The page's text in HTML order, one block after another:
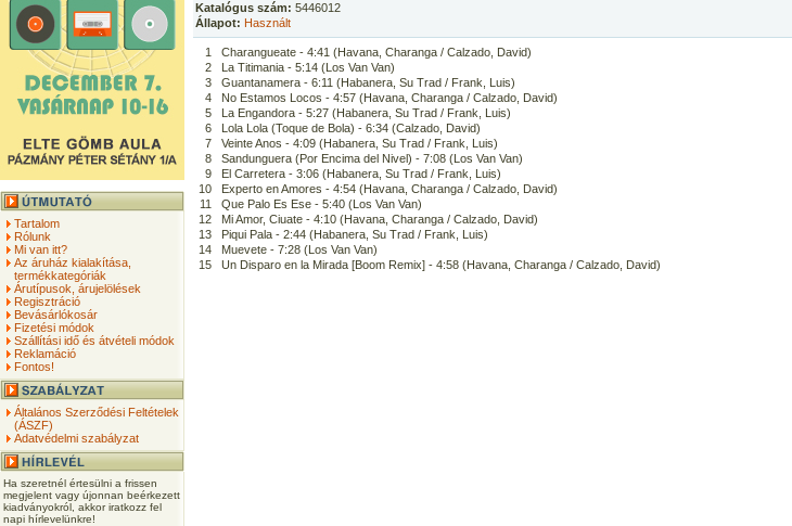
Tartalom
Rólunk
Mi van itt?
Az áruház kialakítása,
termékkategóriák
Árutípusok, árujelölések
Regisztráció
Bevásárlókosár
Fizetési módok
Szállítási idő és átvételi módok
Reklamáció
Fontos!
Általános Szerződési Feltételek
(ÁSZF)
Adatvédelmi szabályzat
Ha szeretnél értesülni a frissen
megjelent vagy újonnan beérkezett
kiadványokról, akkor iratkozz fel
napi hírlevelünkre!
Katalógus szám: 5446012
Állapot: Használt
1
Charangueate - 4:41 (Havana, Charanga / Calzado, David)
2
La Titimania - 5:14 (Los Van Van)
3
Guantanamera - 6:11 (Habanera, Su Trad / Frank, Luis)
4
No Estamos Locos - 4:57 (Havana, Charanga / Calzado, David)
5
La Engandora - 5:27 (Habanera, Su Trad / Frank, Luis)
6
Lola Lola (Toque de Bola) - 6:34 (Calzado, David)
7
Veinte Anos - 4:09 (Habanera, Su Trad / Frank, Luis)
8
Sandunguera (Por Encima del Nivel) - 7:08 (Los Van Van)
9
El Carretera - 3:06 (Habanera, Su Trad / Frank, Luis)
10
Experto en Amores - 4:54 (Havana, Charanga / Calzado, David)
11
Que Palo Es Ese - 5:40 (Los Van Van)
12
Mi Amor, Ciuate - 4:10 (Havana, Charanga / Calzado, David)
13
Piqui Pala - 2:44 (Habanera, Su Trad / Frank, Luis)
14
Muevete - 7:28 (Los Van Van)
15
Un Disparo en la Mirada [Boom Remix] - 4:58 (Havana, Charanga / Calzado, David)